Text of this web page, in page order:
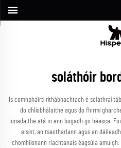
soláthóir
Is comhpháirtí ríthábhachtach é soláthraí
do dhlíobhálaithe agus do fhirmí
ionadaithe atá in ann bogadh go héasca.
eisínt, an tsaotharlann agus an
chomhlíonann riachtanais éagsúla